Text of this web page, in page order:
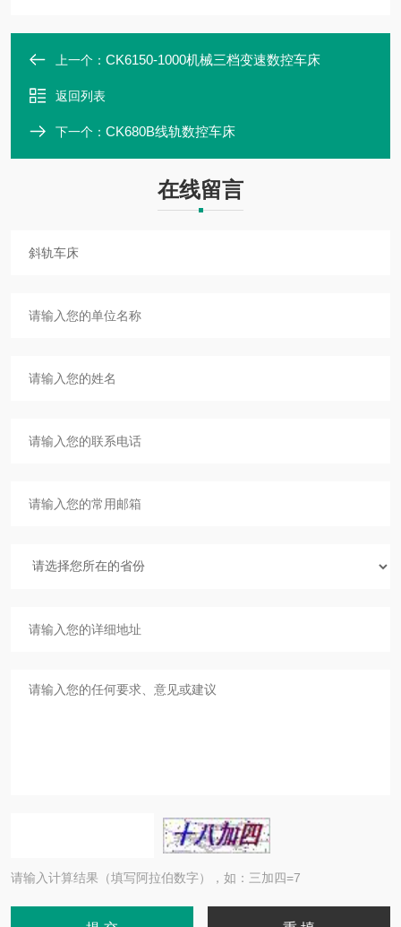
上一个： CK6150-1000机械三档变速数控车床
返回列表
下一个： CK680B线轨数控车床
在线留言
请输入计算结果（填写阿拉伯数字），如：三加四=7